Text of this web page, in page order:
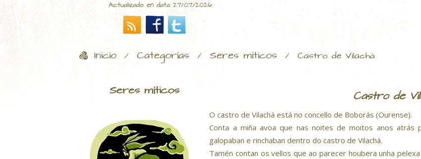
Actualizado en data 27/07/2026
Inicio / Categorías / Seres míticos / Castro de Vilachá
Seres míticos Castro de
O castro de Vilachá está no concello de Boborás (Ourense).
Conta a miña avoa que nas noites de moitos anos atrás
galopaban e rinchaban dentro do castro de Vilachá.
Tamén contan os vellos que ao parecer houbera unha